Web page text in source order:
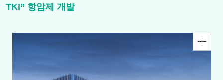
TKI” 항암제 개발